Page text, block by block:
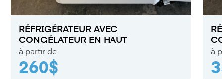
RÉFRIGÉRATEUR AVEC
CONGÉLATEUR EN HAUT
à partir de
260$
à